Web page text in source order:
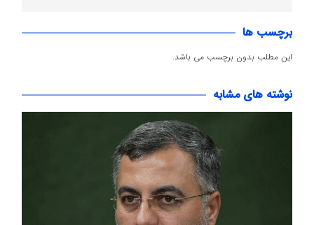
برچسب ها
این مطلب بدون برچسب می باشد.
نوشته های مشابه